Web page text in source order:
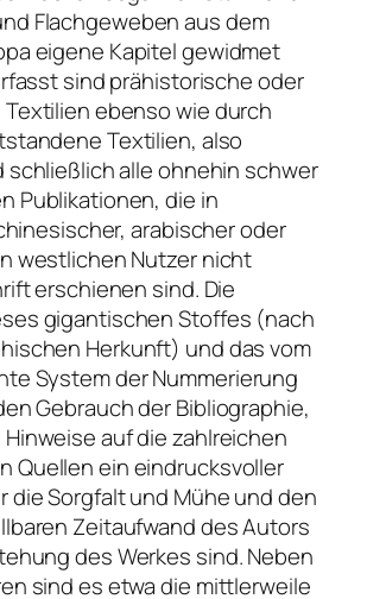
Flachgeweben aus dem
eigene Kapitel gewidmet
sind prähistorische oder
ebenso wie durch
Textilien, also
schließlich alle ohnehin schwer
Publikationen, die in
arabischer oder
westlichen Nutzer nicht
erschienen sind. Die
gigantischen Stoffes (nach
Herkunft) und das vom
System der Nummerierung
Gebrauch der Bibliographie,
auf die zahlreichen
Quellen ein eindrucksvoller
die Sorgfalt und Mühe und den
Zeitaufwand des Autors
des Werkes sind. Neben
sind es etwa die mittlerweile